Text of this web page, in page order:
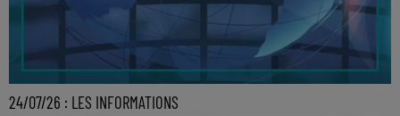
24/07/26 : LES INFORMATIONS